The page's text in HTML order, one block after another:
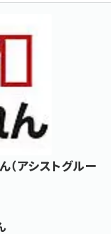
（アシストグルー